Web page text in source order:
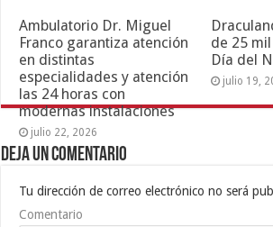
Ambulatorio Dr. Miguel
Franco garantiza atención
en distintas
especialidades y atención
las 24 horas con
modernas instalaciones
julio 22, 2026
de 25
Día del
julio 19,
Deja un comentario
Tu dirección de correo electrónico no será
Comentario